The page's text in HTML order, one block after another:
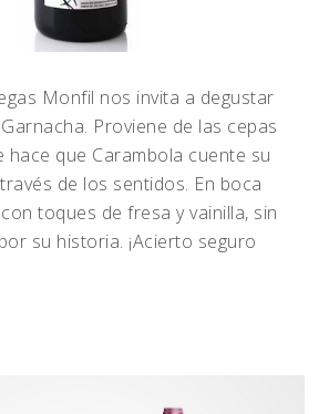
Monfil nos invita a degustar
Proviene de las cepas
hace que Carambola cuente su
de los sentidos. En boca
toques de fresa y vainilla, sin
su historia. ¡Acierto seguro